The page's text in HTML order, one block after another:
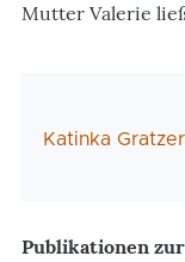
Mutter Valerie
AutorIn
Katinka
Publikationen